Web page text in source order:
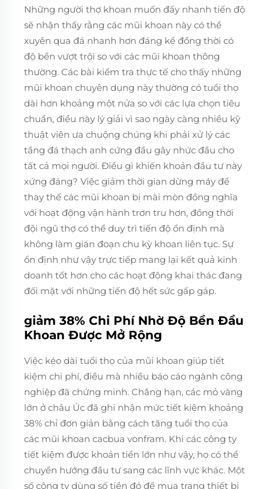
Những người thợ khoan muốn đẩy nhanh tiến độ
sẽ nhận thấy rằng các mũi khoan này có thể
xuyên qua đá nhanh hơn đáng kể đồng thời có
độ bền vượt trội so với các mũi khoan thông
thường. Các bài kiểm tra thực tế cho thấy những
mũi khoan chuyên dụng này thường có tuổi thọ
dài hơn khoảng một nửa so với các lựa chọn tiêu
chuẩn, điều này lý giải vì sao ngày càng nhiều kỹ
thuật viên ưa chuộng chúng khi phải xử lý các
tầng đá thạch anh cứng đầu gây nhức đầu cho
tất cả mọi người. Điều gì khiến khoản đầu tư này
xứng đáng? Việc giảm thời gian dừng máy để
thay thế các mũi khoan bị mài mòn đồng nghĩa
với hoạt động vận hành trơn tru hơn, đồng thời
đội ngũ thợ có thể duy trì tiến độ ổn định mà
không làm gián đoạn chu kỳ khoan liên tục. Sự
ổn định như vậy trực tiếp mang lại kết quả kinh
doanh tốt hơn cho các hoạt động khai thác đang
đối mặt với những tiến độ hết sức gấp gáp.
giảm 38% Chi Phí Nhờ Độ Bền Đầu
Khoan Được Mở Rộng
Việc kéo dài tuổi thọ của mũi khoan giúp tiết
kiệm chi phí, điều mà nhiều báo cáo ngành công
nghiệp đã chứng minh. Chẳng hạn, các mỏ vàng
lớn ở châu Úc đã ghi nhận mức tiết kiệm khoảng
38% chỉ đơn giản bằng cách tăng tuổi thọ của
các mũi khoan cacbua vonfram. Khi các công ty
tiết kiệm được khoản tiền lớn như vậy, họ có thể
chuyển hướng đầu tư sang các lĩnh vực khác. Một
số công ty dùng số tiền đó để mua trang thiết bị